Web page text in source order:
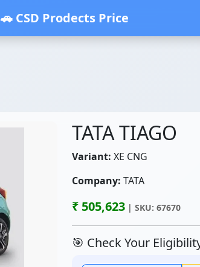
🚗 CSD Prodects Price
TATA TIAGO
Variant: XE CNG
Company: TATA
₹ 505,623 | SKU: 67670
🎯 Check Your